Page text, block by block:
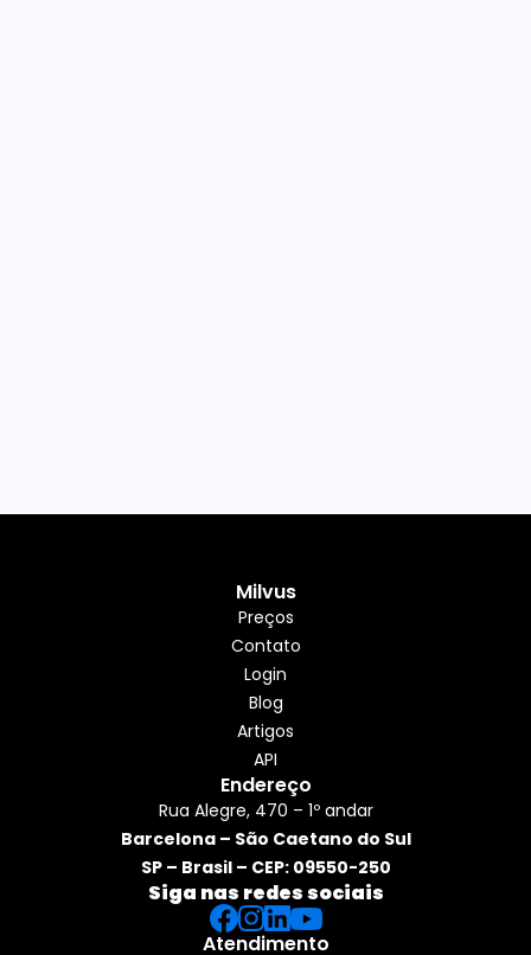
Milvus
Preços
Contato
Login
Blog
Artigos
API
Endereço
Rua Alegre, 470 – 1º andar
Barcelona – São Caetano do Sul
SP – Brasil – CEP: 09550-250
Siga nas redes sociais
Atendimento